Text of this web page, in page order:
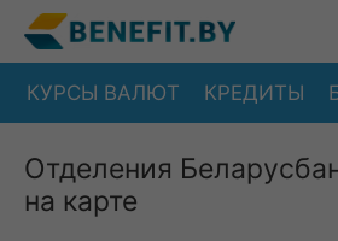
КУРСЫ ВАЛЮТ КРЕДИТЫ
Отделения
на карте